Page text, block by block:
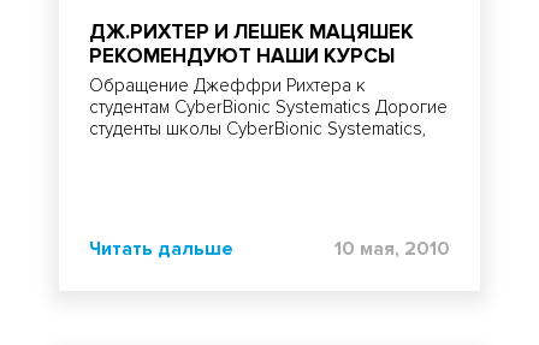
ДЖ.РИХТЕР И ЛЕШЕК МАЦЯШЕК
РЕКОМЕНДУЮТ НАШИ КУРСЫ
Обращение Джеффри Рихтера к
студентам CyberBionic Systematics Дорогие
студенты школы CyberBionic Systematics,
Читать дальше 10 мая, 2010